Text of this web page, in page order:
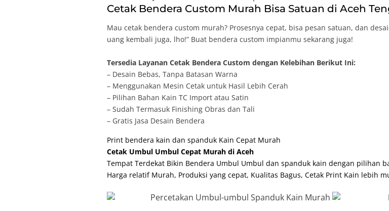
Cetak Bendera Custom Murah Bisa Satuan di Aceh
Mau cetak bendera custom murah? Prosesnya cepat, bisa pesan satuan, dan
uang kembali juga, lho!” Buat bendera custom impianmu sekarang juga!
Tersedia Layanan Cetak Bendera Custom dengan Kelebihan Berikut Ini:
– Desain Bebas, Tanpa Batasan Warna
– Menggunakan Mesin Cetak untuk Hasil Lebih Cerah
– Pilihan Bahan Kain TC Import atau Satin
– Sudah Termasuk Finishing Obras dan Tali
– Gratis Jasa Desain Bendera
Print bendera kain dan spanduk Kain Cepat Murah
Cetak Umbul Umbul Cepat Murah di Aceh
Tempat Terdekat Bikin Bendera Umbul Umbul dan spanduk kain dengan pilihan
Harga relatif Murah, Produksi yang cepat, Kualitas Bagus, Cetak Print Kain lebih